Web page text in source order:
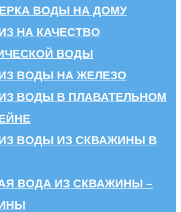
ВОДЫ НА ДОМУ
НА КАЧЕСТВО
ВОДЫ
ВОДЫ НА ЖЕЛЕЗО
ВОДЫ В ПЛАВАТЕЛЬНОМ
ВОДЫ ИЗ СКВАЖИНЫ В
ВОДА ИЗ СКВАЖИНЫ –